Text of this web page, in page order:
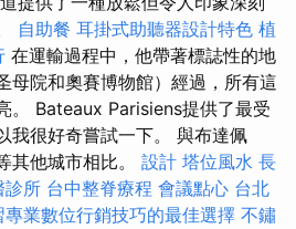
自助餐 耳掛式助聽器設計特色 植
在運輸過程中，他帶著標誌性的地
母院和奧賽博物館）經過，所有這
。 Bateaux Parisiens提供了最受
我很好奇嘗試一下。 與布達佩
其他城市相比。 設計 塔位風水 長
診所 台中整脊療程 會議點心 台北
專業數位行銷技巧的最佳選擇 不鏽